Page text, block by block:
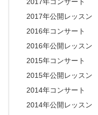
2017年公開レッスン
2016年コンサート
2016年公開レッスン
2015年コンサート
2015年公開レッスン
2014年コンサート
2014年公開レッスン